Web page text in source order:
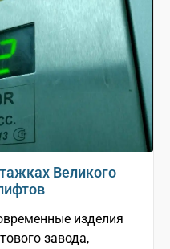
Великого
изделия
завода,